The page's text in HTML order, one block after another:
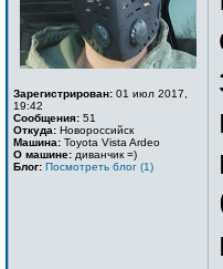
Зарегистрирован: 01 июл 2017,
19:42
Сообщения: 51
Откуда: Новороссийск
Машина: Toyota Vista Ardeo
О машине: диванчик =)
Блог: Посмотреть блог (1)